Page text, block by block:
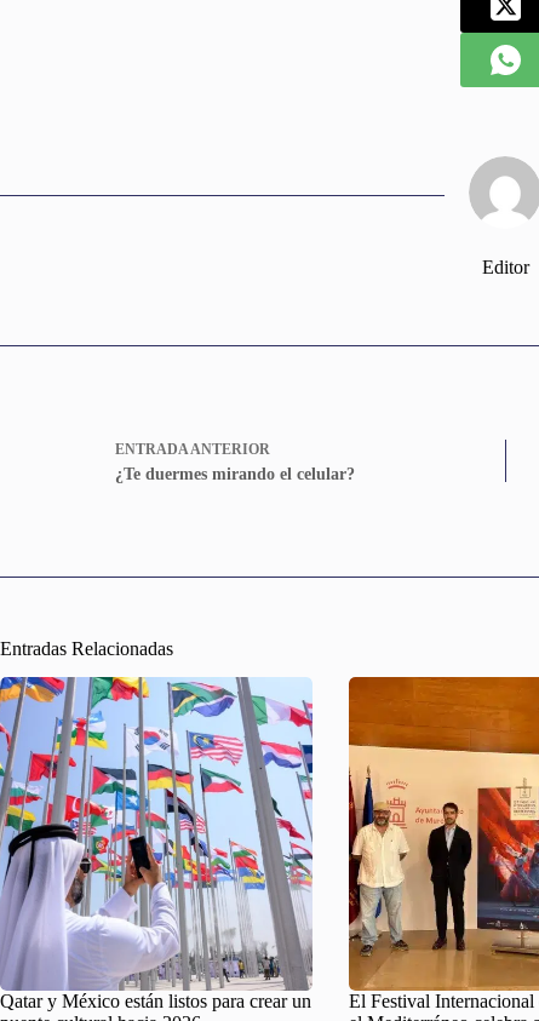
Editor
ENTRADAANTERIOR
¿Te duermes mirando el celular?
Entradas Relacionadas
Qatar y México están listos para crear un
El Festival